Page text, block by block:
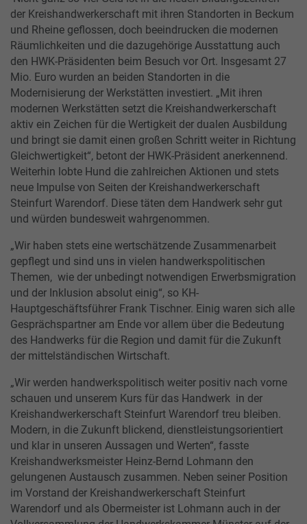
der Kreishandwerkerschaft mit ihren Standorten in Beckum
und Rheine geflossen, doch beeindrucken die modernen
Räumlichkeiten und die dazugehörige Ausstattung auch
den HWK-Präsidenten beim Besuch vor Ort. Insgesamt 27
Mio. Euro wurden an beiden Standorten in die
Modernisierung der Werkstätten investiert. „Mit ihren
modernen Werkstätten setzt die Kreishandwerkerschaft
aktiv ein Zeichen für die Wertigkeit der dualen Ausbildung
und bringt sie damit einen großen Schritt weiter in Richtung
Gleichwertigkeit“, betont der HWK-Präsident anerkennend.
Weiterhin lobte Hund die zahlreichen Aktionen und stets
neue Impulse von Seiten der Kreishandwerkerschaft
Steinfurt Warendorf. Diese täten dem Handwerk sehr gut
und würden bundesweit wahrgenommen.
„Wir haben stets eine wertschätzende Zusammenarbeit
gepflegt und sind uns in vielen handwerkspolitischen
Themen, wie der unbedingt notwendigen Erwerbsmigration
und der Inklusion absolut einig“, so KH-
Hauptgeschäftsführer Frank Tischner. Einig waren sich alle
Gesprächspartner am Ende vor allem über die Bedeutung
des Handwerks für die Region und damit für die Zukunft
der mittelständischen Wirtschaft.
„Wir werden handwerkspolitisch weiter positiv nach vorne
schauen und unserem Kurs für das Handwerk in der
Kreishandwerkerschaft Steinfurt Warendorf treu bleiben.
Modern, in die Zukunft blickend, dienstleistungsorientiert
und klar in unseren Aussagen und Werten“, fasste
Kreishandwerksmeister Heinz-Bernd Lohmann den
gelungenen Austausch zusammen. Neben seiner Position
im Vorstand der Kreishandwerkerschaft Steinfurt
Warendorf und als Obermeister ist Lohmann auch in der